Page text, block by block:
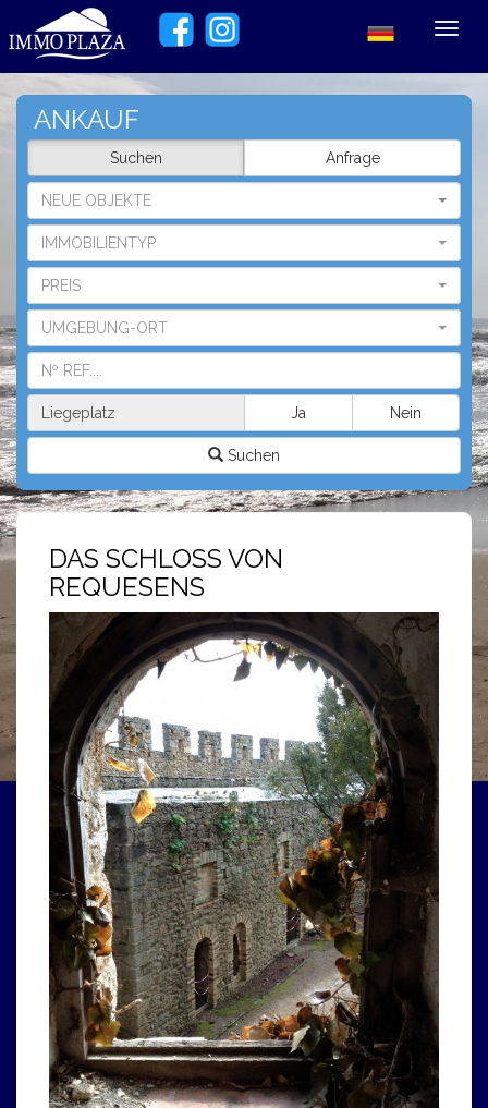
ANKAUF
Suchen Anfrage
NEUE OBJEKTE
IMMOBILIENTYP
PREIS
UMGEBUNG-ORT
Liegeplatz Ja Nein
Suchen
DAS SCHLOSS VON
REQUESENS